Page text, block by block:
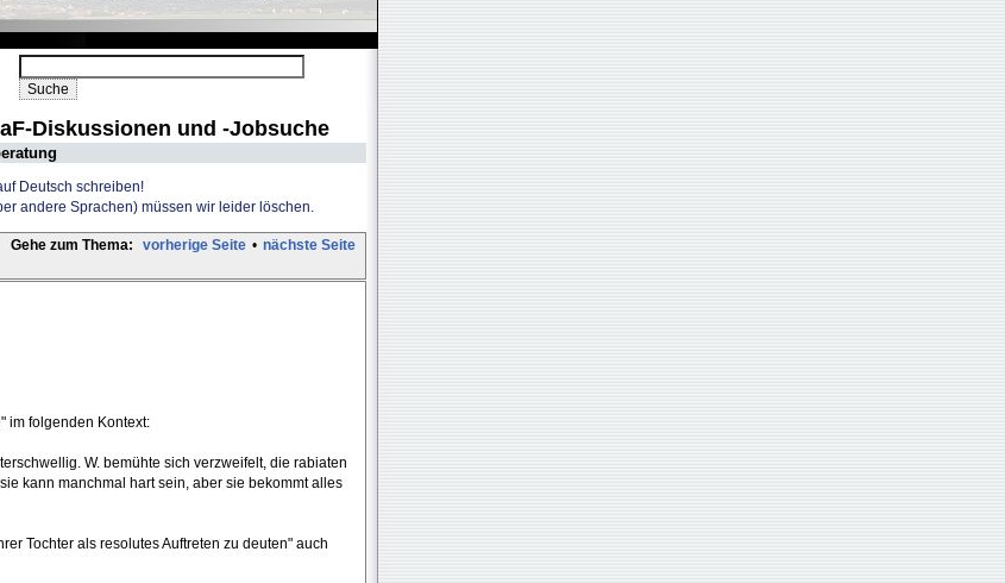
Diskussionen und -Jobsuche
Deutsch schreiben!
andere Sprachen) müssen wir leider löschen.
Gehe zum Thema: vorherige Seite • nächste Seite
im folgenden Kontext:
W. bemühte sich verzweifelt, die rabiaten
kann manchmal hart sein, aber sie bekommt alles
Tochter als resolutes Auftreten zu deuten" auch